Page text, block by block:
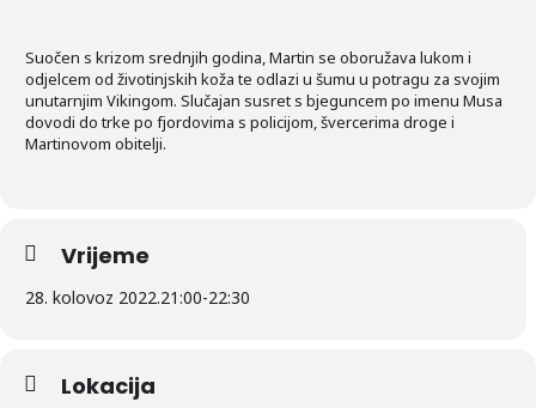
Suočen s krizom srednjih godina, Martin se oboružava lukom i
odjelcem od životinjskih koža te odlazi u šumu u potragu za svojim
unutarnjim Vikingom. Slučajan susret s bjeguncem po imenu Musa
dovodi do trke po fjordovima s policijom, švercerima droge i
Martinovom obitelji.
Vrijeme
28. kolovoz 2022.21:00-22:30
Lokacija